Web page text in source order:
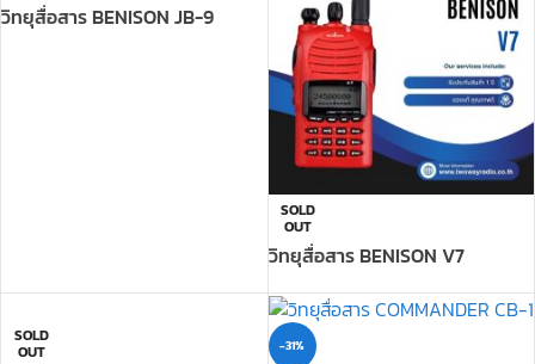
วิทยุสื่อสาร BENISON JB-9
SOLD
OUT
วิทยุสื่อสาร BENISON V7
SOLD
OUT -31%